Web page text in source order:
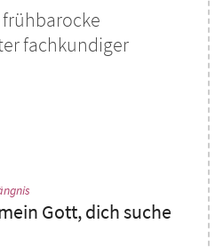
frühbarocke
fachkundiger
Gott, dich suche